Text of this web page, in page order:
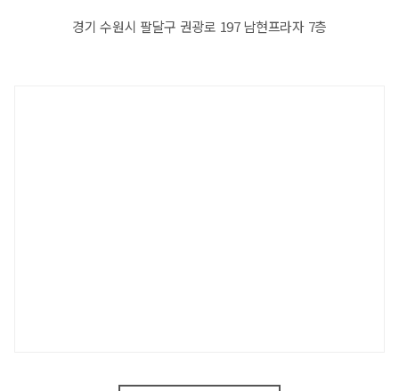
검증된 정품 재료 사용을 원칙으로 하며, 치료 전
필요한 내용을 충분히 설명드리는 방향을 중요하게
경기 수원시 팔달구 권광로 197 남현프라자 7층